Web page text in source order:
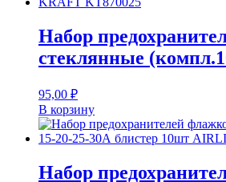
Набор
стеклянные
95,00 ₽
В корзину
Набор